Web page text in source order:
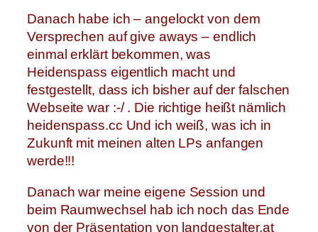
Danach habe ich – angelockt von dem
Versprechen auf give aways – endlich
einmal erklärt bekommen, was
Heidenspass eigentlich macht und
festgestellt, dass ich bisher auf der falschen
Webseite war :-/ . Die richtige heißt nämlich
heidenspass.cc Und ich weiß, was ich in
Zukunft mit meinen alten LPs anfangen
werde!!!
Danach war meine eigene Session und
beim Raumwechsel hab ich noch das Ende
von der Präsentation von landgestalter.at